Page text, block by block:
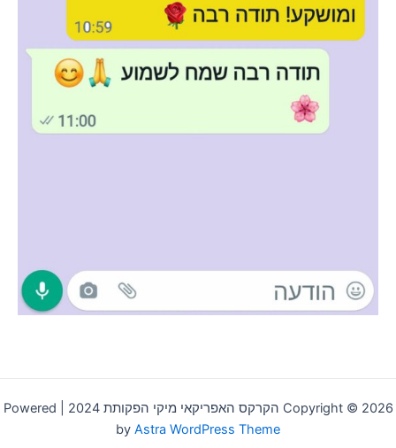
Copyright © 2026 הקרקס האפריקאי מיקי הפקותת 2024 | Powered
by Astra WordPress Theme